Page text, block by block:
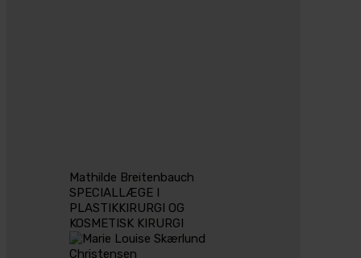
Mathilde Breitenbauch
SPECIALLÆGE I
PLASTIKKIRURGI OG
KOSMETISK KIRURGI